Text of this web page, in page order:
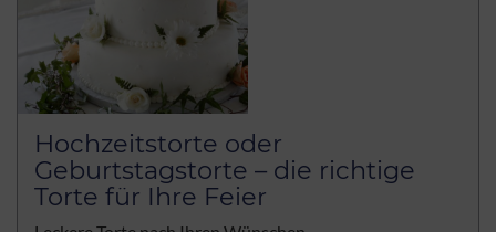
Hochzeitstorte oder
Geburtstagstorte – die richtige
Torte für Ihre Feier